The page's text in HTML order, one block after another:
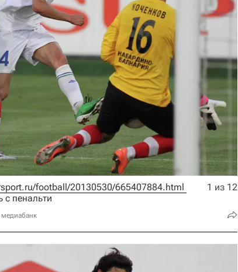
football/20130530/665407884.html
пенальти
медиабанк
1 из 12